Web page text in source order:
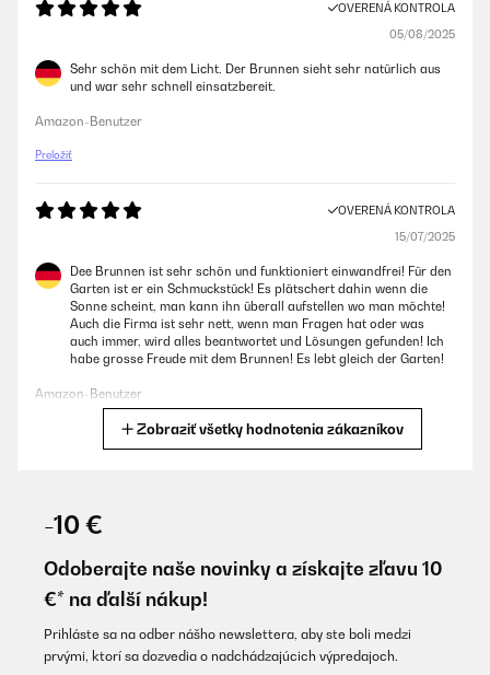
OVERENÁ KONTROLA
05/08/2025
Sehr schön mit dem Licht. Der Brunnen sieht sehr natürlich aus
und war sehr schnell einsatzbereit.
Amazon-Benutzer
Preložiť
OVERENÁ KONTROLA
15/07/2025
Dee Brunnen ist sehr schön und funktioniert einwandfrei! Für den
Garten ist er ein Schmuckstück! Es plätschert dahin wenn die
Sonne scheint, man kann ihn überall aufstellen wo man möchte!
Auch die Firma ist sehr nett, wenn man Fragen hat oder was
auch immer, wird alles beantwortet und Lösungen gefunden! Ich
habe grosse Freude mit dem Brunnen! Es lebt gleich der Garten!
Amazon-Benutzer
macht ein angenehmes Geräusch im Hintergrund. Der Akku hält
teilweise die ganze Nacht , wenn er auch den Tag in der direkten
Sonne war.
Amazon-Benutzer
Preložiť
Zobraziť všetky hodnotenia zákazníkov
-10 €
Odoberajte naše novinky a získajte zľavu 10
€* na ďalší nákup!
Prihláste sa na odber nášho newslettera, aby ste boli medzi
prvými, ktorí sa dozvedia o nadchádzajúcich výpredajoch.